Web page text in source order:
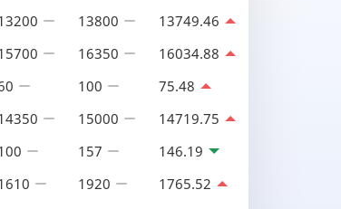
13800 13749.46
16350 16034.88
100 75.48
15000 14719.75
157 146.19
1920 1765.52